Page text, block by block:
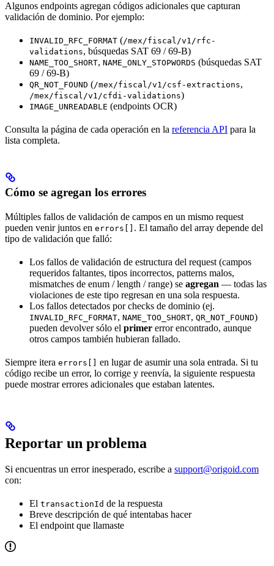
Algunos endpoints agregan códigos adicionales que capturan
validación de dominio. Por ejemplo:
INVALID_RFC_FORMAT (/mex/fiscal/v1/rfc-
validations, búsquedas SAT 69 / 69-B)
NAME_TOO_SHORT, NAME_ONLY_STOPWORDS (búsquedas SAT
69 / 69-B)
QR_NOT_FOUND (/mex/fiscal/v1/csf-extractions,
/mex/fiscal/v1/cfdi-validations)
IMAGE_UNREADABLE (endpoints OCR)
Consulta la página de cada operación en la referencia API para la
lista completa.
Cómo se agregan los errores
Múltiples fallos de validación de campos en un mismo request
pueden venir juntos en errors[] . El tamaño del array depende del
tipo de validación que falló:
Los fallos de validación de estructura del request (campos
requeridos faltantes, tipos incorrectos, patterns malos,
mismatches de enum / length / range) se agregan — todas las
violaciones de este tipo regresan en una sola respuesta.
Los fallos detectados por checks de dominio (ej.
INVALID_RFC_FORMAT, NAME_TOO_SHORT, QR_NOT_FOUND)
pueden devolver sólo el primer error encontrado, aunque
otros campos también hubieran fallado.
Siempre itera errors[]
en lugar de asumir una sola entrada. Si tu
código recibe un error, lo corrige y reenvía, la siguiente respuesta
puede mostrar errores adicionales que estaban latentes.
Reportar un problema
Si encuentras un error inesperado, escribe a support@origoid.com
con:
El transactionId de la respuesta
Breve descripción de qué intentabas hacer
El endpoint que llamaste